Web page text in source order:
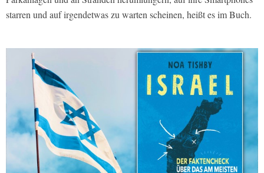
starren und auf irgendetwas zu warten scheinen, heißt es im Buch.